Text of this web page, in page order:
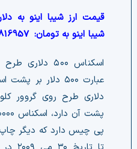
قیمت ارز شیبا اینو به
شیبا اینو به تومان:
اسکناس ۵۰۰